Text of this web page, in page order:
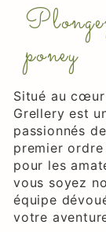
poney
Situé au
Grellery est
passionnés
premier
pour les
vous soyez
équipe
votre